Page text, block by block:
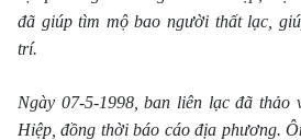
đã giúp tìm mộ bao người thất lạc,
trí.
Ngày 07-5-1998, ban liên lạc đã
Hiệp, đồng thời báo cáo địa phương.